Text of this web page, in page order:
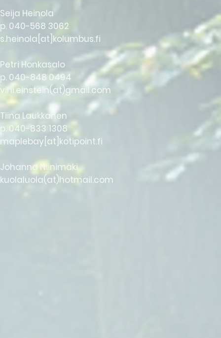
Seija Heinola
p. 040-568 3062
s.heinola[at]kolumbus.fi
Petri Honkasalo
p. 040-848 0494
vihi.einstein(at)gmail.com
Tiina Laukkanen
p. 040-833 1308
maplebay[at]kotipoint.fi
Johanna Niinimäki
kuolaluola(at)hotmail.com